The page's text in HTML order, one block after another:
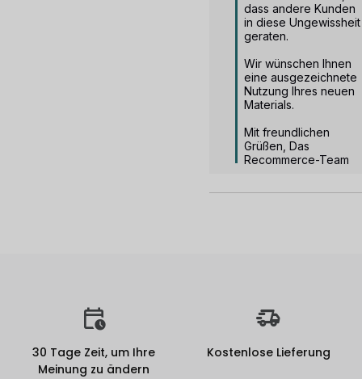
dass andere Kunden
in diese Ungewissheit
geraten.
Wir wünschen Ihnen
eine ausgezeichnete
Nutzung Ihres neuen
Materials.
Mit freundlichen
Grüßen, Das
Recommerce-Team
30 Tage Zeit, um Ihre
Meinung zu ändern
Kostenlose Lieferung